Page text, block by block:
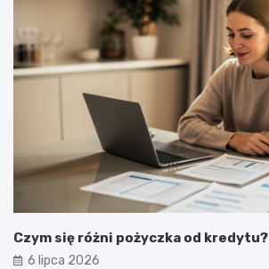
Czym się różni pożyczka od kredytu?
6 lipca 2026